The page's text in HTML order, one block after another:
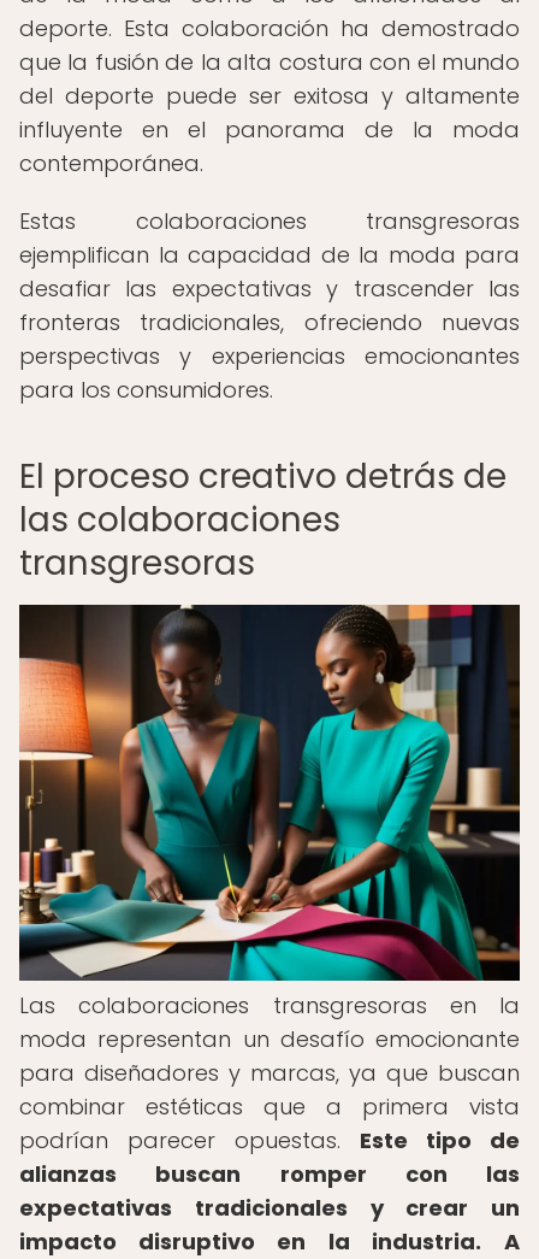
deporte. Esta colaboración ha demostrado
que la fusión de la alta costura con el mundo
del deporte puede ser exitosa y altamente
influyente en el panorama de la moda
contemporánea.
Estas colaboraciones transgresoras
ejemplifican la capacidad de la moda para
desafiar las expectativas y trascender las
fronteras tradicionales, ofreciendo nuevas
perspectivas y experiencias emocionantes
para los consumidores.
El proceso creativo detrás de
las colaboraciones
transgresoras
Las colaboraciones transgresoras en la
moda representan un desafío emocionante
para diseñadores y marcas, ya que buscan
combinar estéticas que a primera vista
podrían parecer opuestas. Este tipo de
alianzas buscan romper con las
expectativas tradicionales y crear un
impacto disruptivo en la industria.
A